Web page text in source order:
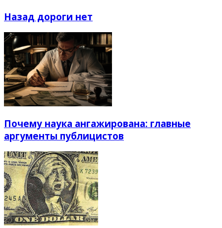
Назад дороги нет
Почему наука ангажирована: главные
аргументы публицистов